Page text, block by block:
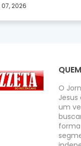
2026
O
um